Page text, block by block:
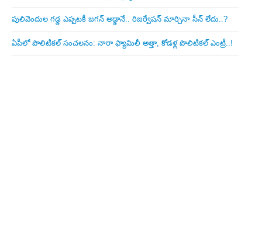
పులివెందుల గ‌డ్డ ఎప్ప‌ట‌కీ జ‌గ‌న్ అడ్డానే.. రిజ‌ర్వేష‌న్ మార్చినా సీన్ లేదు..?
ఏపీలో పొలిటిక‌ల్ సంచ‌ల‌నం: నారా ఫ్యామిలీ అత్తా, కోడ‌ళ్ల పొలిటికల్ ఎంట్రీ..!